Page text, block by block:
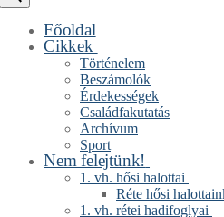
Főoldal
Cikkek
Történelem
Beszámolók
Érdekességek
Családfakutatás
Archívum
Sport
Nem felejtünk!
1. vh. hősi halottai
Réte hősi
1. vh. rétei hadifoglyai